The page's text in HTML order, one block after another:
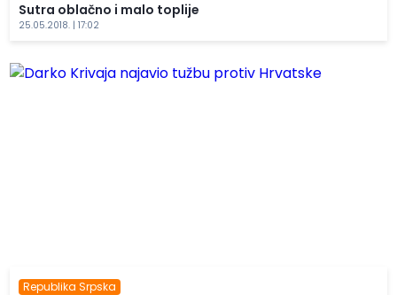
Sutra oblačno i malo toplije
25.05.2018. | 17:02
Republika Srpska